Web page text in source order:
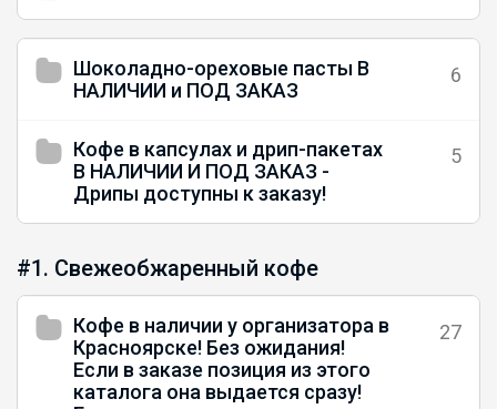
Шоколадно-ореховые пасты В
НАЛИЧИИ и ПОД ЗАКАЗ
6
Кофе в капсулах и дрип-пакетах
В НАЛИЧИИ И ПОД ЗАКАЗ -
Дрипы доступны к заказу!
5
#1. Свежеобжаренный кофе
Кофе в наличии у организатора в
Красноярске! Без ожидания!
Если в заказе позиция из этого
каталога она выдается сразу!
27